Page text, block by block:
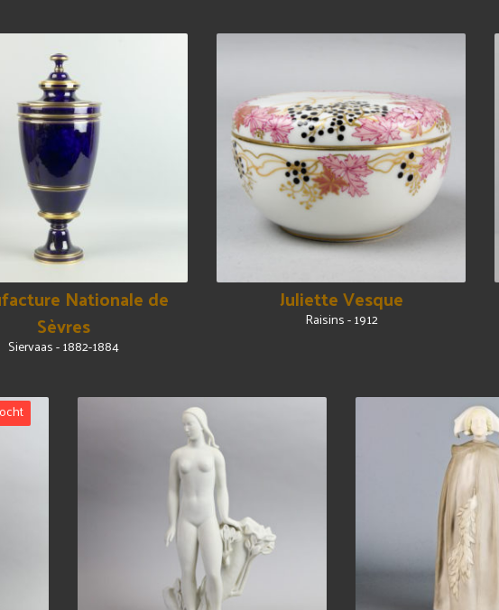
Nationale de
Sèvres
Siervaas - 1882-1884
Juliette Vesque
Raisins - 1912